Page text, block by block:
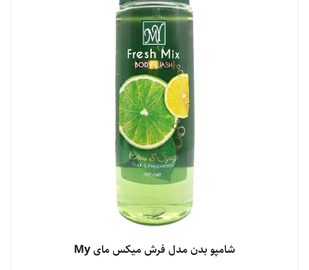
مشاهده محصولشامپو بدن مدل فرش میکس مای My